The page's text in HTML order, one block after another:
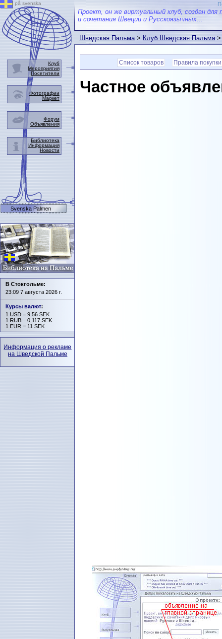
Проект, он же виртуальный клуб, создан для
и сочетания Швеции и Русскоязычных...
Шведская Пальма>Клуб Шведская Пальма
выбранном товаре.
Список товаров Правила покупки
Частное
på svenska
Клуб
Мероприятия
Посетители
Фотографии
Маркет
Форум
Объявления
Библиотека
Информация
Новости
Svenska Palmen
В Стокгольме:
23:09 7 августа 2026 г.
Курсы валют:
1 USD = 9,56 SEK
1 RUB = 0,117 SEK
1 EUR = 11 SEK
Информация о рекламе
на Шведской Пальме